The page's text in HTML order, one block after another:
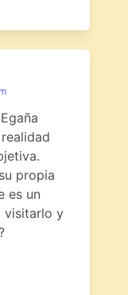
propia
es un
visitarlo y